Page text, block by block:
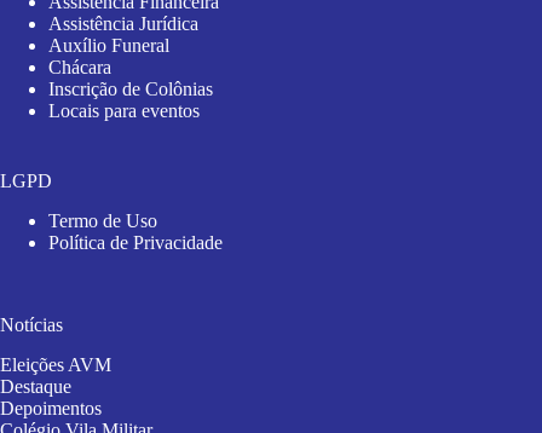
Assistência Jurídica
Auxílio Funeral
Chácara
Inscrição de Colônias
Locais para eventos
LGPD
Termo de Uso
Política de Privacidade
Notícias
Eleições AVM
Destaque
Depoimentos